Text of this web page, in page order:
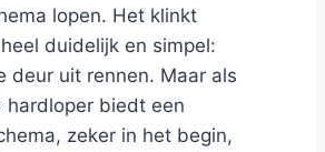
lopen. Het klinkt
duidelijk en simpel:
deur uit rennen. Maar als
hardloper biedt een
zeker in het begin,